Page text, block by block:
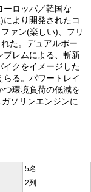
ーロッパ／韓国な
より開発されたコ
ァン(楽しい)、フリ
た。デュアルポー
ブレムによる、斬新
クをイメージした
る。パワートレイ
つ環境負荷の低減を
ソリンエンジンに
5名
2列